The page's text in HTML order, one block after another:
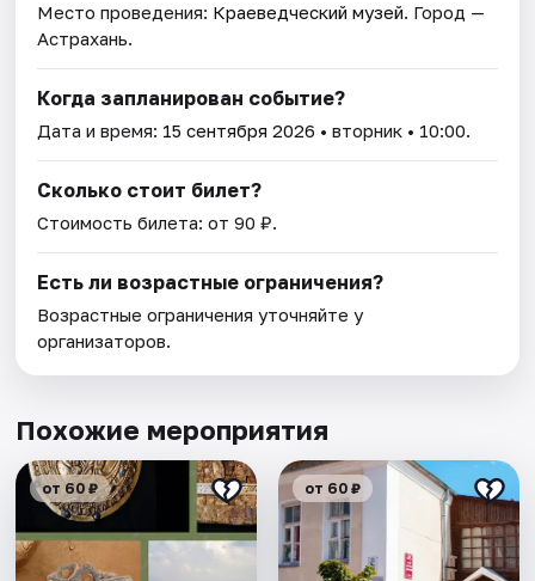
Место проведения: Краеведческий музей. Город —
Астрахань.
Когда запланирован событие?
Дата и время: 15 сентября 2026 • вторник • 10:00.
Сколько стоит билет?
Стоимость билета: от 90 ₽.
Есть ли возрастные ограничения?
Возрастные ограничения уточняйте у
организаторов.
Похожие мероприятия
от 60 ₽ от 60 ₽